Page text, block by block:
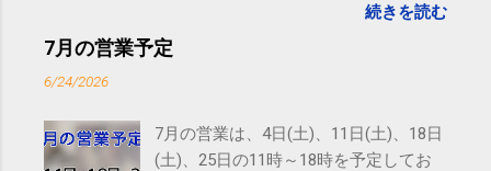
す。 電話に出られないことがあります
ので、ご予約、お問い合わせは
続きを読む
7月の営業予定
6/24/2026
7月の営業は、4日(土)、11日(土)、18日
(土)、25日の11時～18時を予定してお